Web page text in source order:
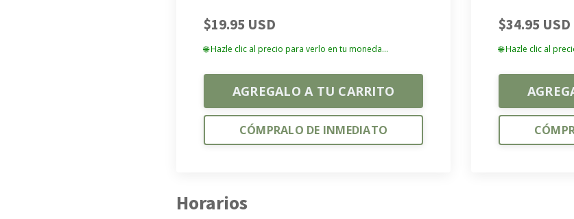
$19.95 USD
🌐 Hazle clic al precio para verlo en tu moneda...
AGREGALO A TU CARRITO
CÓMPRALO DE INMEDIATO
$34.95 USD
🌐 Hazle clic al
Horarios